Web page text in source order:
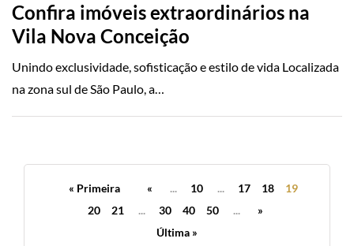
Confira imóveis extraordinários na
Vila Nova Conceição
Unindo exclusividade, sofisticação e estilo de vida Localizada
na zona sul de São Paulo, a…
« Primeira « ... 10 ... 17 18
19
20
21 ... 30 40 50 ...
»
Última »